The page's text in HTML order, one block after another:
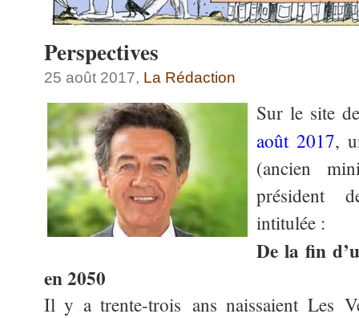
Perspectives
25 août 2017, La Rédaction
Sur le site
août 2017,
(ancien
président
intitulée :
De la fin
en 2050
Il y a trente-trois ans naissaient Les